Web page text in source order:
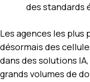
des standards
Les agences les
désormais des
dans des solutions
grands volumes de